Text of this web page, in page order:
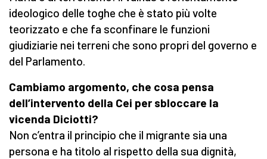
ideologico delle toghe che è stato più volte
teorizzato e che fa sconfinare le funzioni
giudiziarie nei terreni che sono propri del governo e
del Parlamento.
Cambiamo argomento, che cosa pensa
dell’intervento della Cei per sbloccare la
vicenda Diciotti?
Non c’entra il principio che il migrante sia una
persona e ha titolo al rispetto della sua dignità,